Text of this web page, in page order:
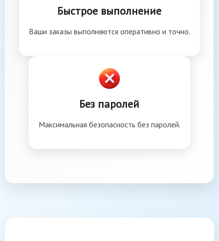
Быстрое выполнение
Ваши заказы выполняются оперативно и точно.
Без паролей
Максимальная безопасность без паролей.